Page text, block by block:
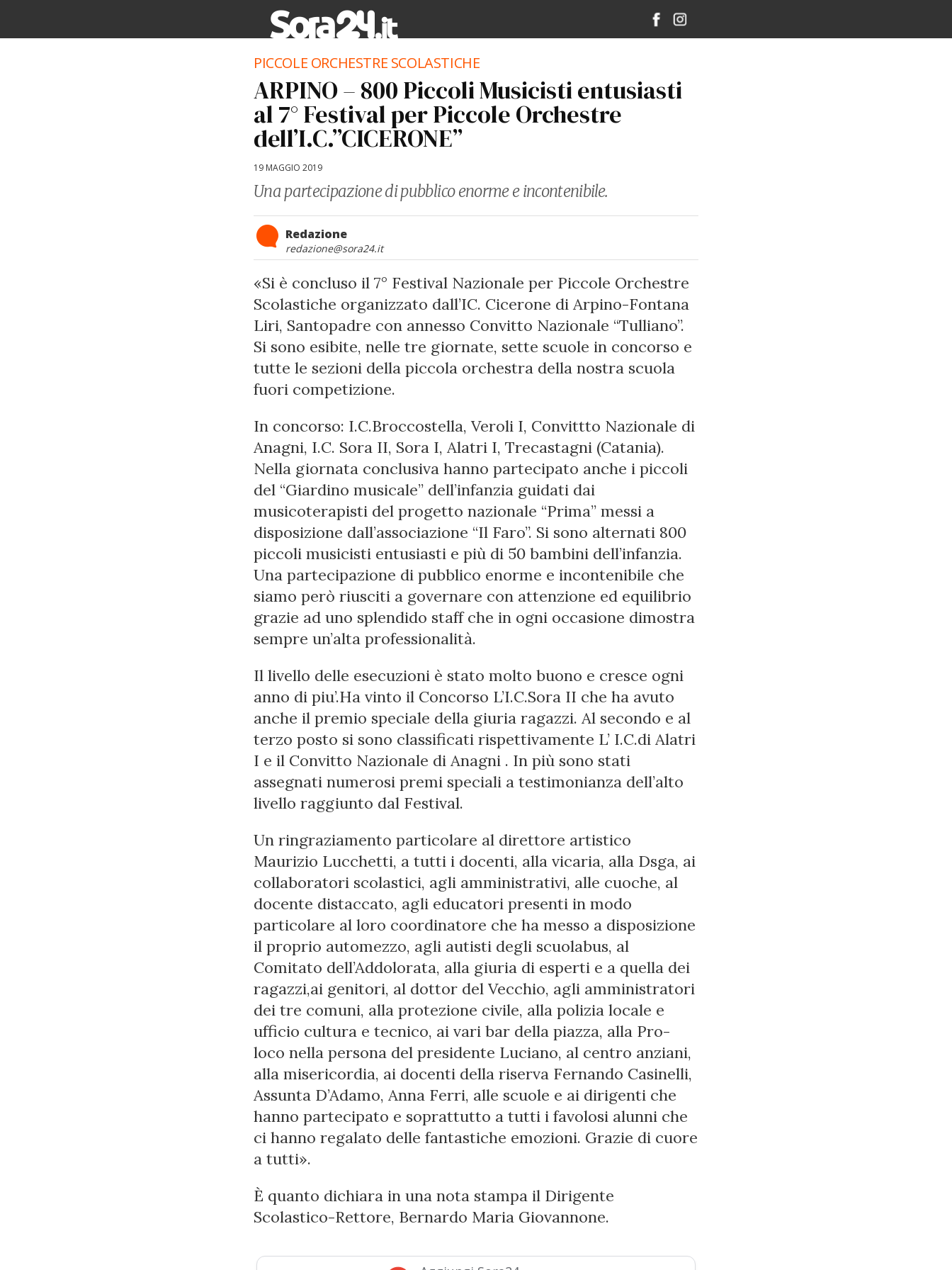
PICCOLE ORCHESTRE SCOLASTICHE
ARPINO – 800 Piccoli Musicisti entusiasti
al 7° Festival per Piccole Orchestre
dell’I.C.”CICERONE”
19 MAGGIO 2019
Una partecipazione di pubblico enorme e incontenibile.
Redazione
redazione@sora24.it
«Si è concluso il 7° Festival Nazionale per Piccole Orchestre
Scolastiche organizzato dall’IC. Cicerone di Arpino-Fontana
Liri, Santopadre con annesso Convitto Nazionale “Tulliano”.
Si sono esibite, nelle tre giornate, sette scuole in concorso e
tutte le sezioni della piccola orchestra della nostra scuola
fuori competizione.
In concorso: I.C.Broccostella, Veroli I, Convittto Nazionale di
Anagni, I.C. Sora II, Sora I, Alatri I, Trecastagni (Catania).
Nella giornata conclusiva hanno partecipato anche i piccoli
del “Giardino musicale” dell’infanzia guidati dai
musicoterapisti del progetto nazionale “Prima” messi a
disposizione dall’associazione “Il Faro”. Si sono alternati 800
piccoli musicisti entusiasti e più di 50 bambini dell’infanzia.
Una partecipazione di pubblico enorme e incontenibile che
siamo però riusciti a governare con attenzione ed equilibrio
grazie ad uno splendido staff che in ogni occasione dimostra
sempre un’alta professionalità.
Il livello delle esecuzioni è stato molto buono e cresce ogni
anno di piu’.Ha vinto il Concorso L’I.C.Sora II che ha avuto
anche il premio speciale della giuria ragazzi. Al secondo e al
terzo posto si sono classificati rispettivamente L’ I.C.di Alatri
I e il Convitto Nazionale di Anagni . In più sono stati
assegnati numerosi premi speciali a testimonianza dell’alto
livello raggiunto dal Festival.
Un ringraziamento particolare al direttore artistico
Maurizio Lucchetti, a tutti i docenti, alla vicaria, alla Dsga, ai
collaboratori scolastici, agli amministrativi, alle cuoche, al
docente distaccato, agli educatori presenti in modo
particolare al loro coordinatore che ha messo a disposizione
il proprio automezzo, agli autisti degli scuolabus, al
Comitato dell’Addolorata, alla giuria di esperti e a quella dei
ragazzi,ai genitori, al dottor del Vecchio, agli amministratori
dei tre comuni, alla protezione civile, alla polizia locale e
ufficio cultura e tecnico, ai vari bar della piazza, alla Pro-
loco nella persona del presidente Luciano, al centro anziani,
alla misericordia, ai docenti della riserva Fernando Casinelli,
Assunta D’Adamo, Anna Ferri, alle scuole e ai dirigenti che
hanno partecipato e soprattutto a tutti i favolosi alunni che
ci hanno regalato delle fantastiche emozioni. Grazie di cuore
a tutti».
È quanto dichiara in una nota stampa il Dirigente
Scolastico-Rettore, Bernardo Maria Giovannone.